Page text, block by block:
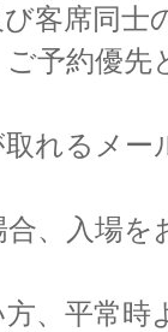
客席同士
予約優先
取れるメ
合、入場
、平常